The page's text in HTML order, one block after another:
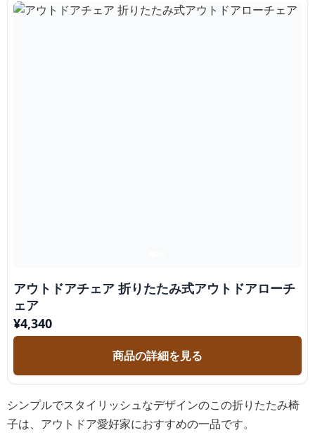
アウトドアチェア 折りたたみ式アウトドアローチ
ェア
¥4,340
商品の詳細を見る
シンプルでスタイリッシュなデザインのこの折りたたみ椅
子は、アウトドア愛好家におすすめの一品です。